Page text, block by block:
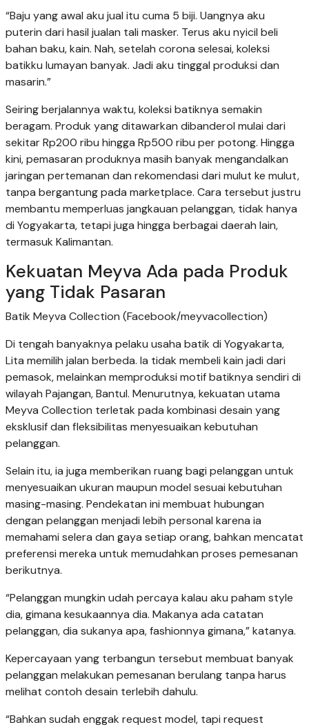
“Baju yang awal aku jual itu cuma 5 biji. Uangnya aku
puterin dari hasil jualan tali masker. Terus aku nyicil beli
bahan baku, kain. Nah, setelah corona selesai, koleksi
batikku lumayan banyak. Jadi aku tinggal produksi dan
masarin.”
Seiring berjalannya waktu, koleksi batiknya semakin
beragam. Produk yang ditawarkan dibanderol mulai dari
sekitar Rp200 ribu hingga Rp500 ribu per potong. Hingga
kini, pemasaran produknya masih banyak mengandalkan
jaringan pertemanan dan rekomendasi dari mulut ke mulut,
tanpa bergantung pada marketplace. Cara tersebut justru
membantu memperluas jangkauan pelanggan, tidak hanya
di Yogyakarta, tetapi juga hingga berbagai daerah lain,
termasuk Kalimantan.
Kekuatan Meyva Ada pada Produk
yang Tidak Pasaran
Batik Meyva Collection (Facebook/meyvacollection)
Di tengah banyaknya pelaku usaha batik di Yogyakarta,
Lita memilih jalan berbeda. Ia tidak membeli kain jadi dari
pemasok, melainkan memproduksi motif batiknya sendiri di
wilayah Pajangan, Bantul. Menurutnya, kekuatan utama
Meyva Collection terletak pada kombinasi desain yang
eksklusif dan fleksibilitas menyesuaikan kebutuhan
pelanggan.
Selain itu, ia juga memberikan ruang bagi pelanggan untuk
menyesuaikan ukuran maupun model sesuai kebutuhan
masing-masing. Pendekatan ini membuat hubungan
dengan pelanggan menjadi lebih personal karena ia
memahami selera dan gaya setiap orang, bahkan mencatat
preferensi mereka untuk memudahkan proses pemesanan
berikutnya.
“Pelanggan mungkin udah percaya kalau aku paham style
dia, gimana kesukaannya dia. Makanya ada catatan
pelanggan, dia sukanya apa, fashionnya gimana,” katanya.
Kepercayaan yang terbangun tersebut membuat banyak
pelanggan melakukan pemesanan berulang tanpa harus
melihat contoh desain terlebih dahulu.
“Bahkan sudah enggak request model, tapi request